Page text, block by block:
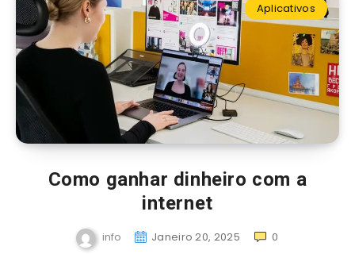
Aplicativos
Como ganhar dinheiro com a
internet
info Janeiro 20, 2025 0